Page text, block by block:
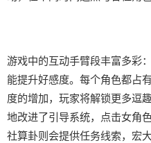
游戏中的​​互动手臂段丰富多彩​​
能提升好感度。每个角色都占
度的增加，玩家将解锁更多逗
地改进了引导系统，点击女角
社算卦则会提供任务线索，宏